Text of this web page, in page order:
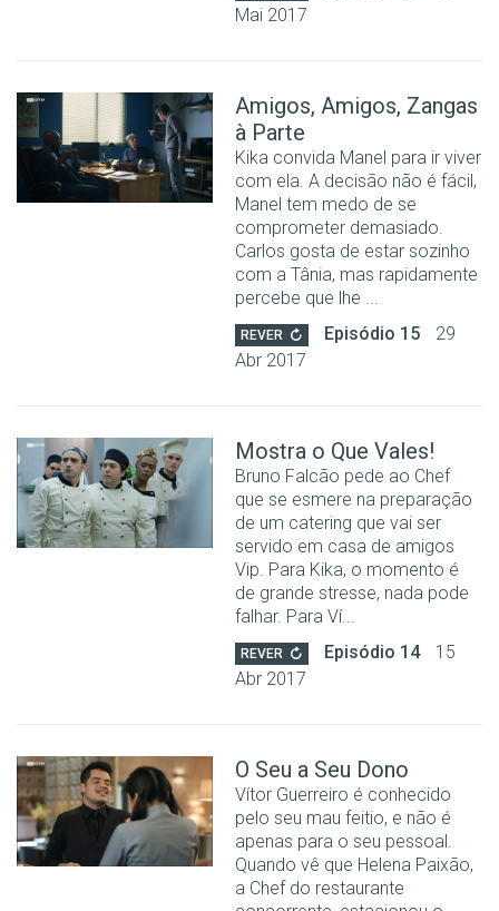
Mai 2017
Amigos, Amigos, Zangas
à Parte
Kika convida Manel para ir viver
com ela. A decisão não é fácil,
Manel tem medo de se
comprometer demasiado.
Carlos gosta de estar sozinho
com a Tânia, mas rapidamente
percebe que lhe ...
REVER Episódio 15
29
Abr 2017
Mostra o Que Vales!
Bruno Falcão pede ao Chef
que se esmere na preparação
de um catering que vai ser
servido em casa de amigos
Vip. Para Kika, o momento é
de grande stresse, nada pode
falhar. Para Ví...
REVER Episódio 14
15
Abr 2017
O Seu a Seu Dono
Vítor Guerreiro é conhecido
pelo seu mau feitio, e não é
apenas para o seu pessoal.
Quando vê que Helena Paixão,
a Chef do restaurante